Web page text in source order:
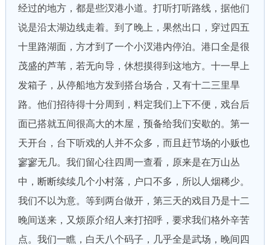
经过的地方，都是些汊港小道。打听打听路线，据他们
说是沿太湖边线走着。到了晚上，果然出口，穿过四五
十里路湖面，方才到了一个小汊港内停泊。港口全是很
茂盛的芦苇，若无向导，休想摸得到这地方。十一早上
发箱子，从停船地方发到搭台场合，又有十二三里旱
路。他们招待得十分周到，料定我们上下不便，戏台后
面已搭就五间很高大的木屋，预备给我们安歇的。第一
天开台，台下听戏的人并不众多，而且赶节场的小贩也
寥寥无几。我们留心往四周一查看，原来是在万山丛
中，断断续续几个小村落，户口不多，所以人烟稀少。
我们不以为意。等到两台做开，第三天的戏目乃是十二
晚间送来，又烦原介绍人来打招呼，要求我们格外辛苦
点。我们一瞧，白天八个码子，几乎全是武场，晚间四